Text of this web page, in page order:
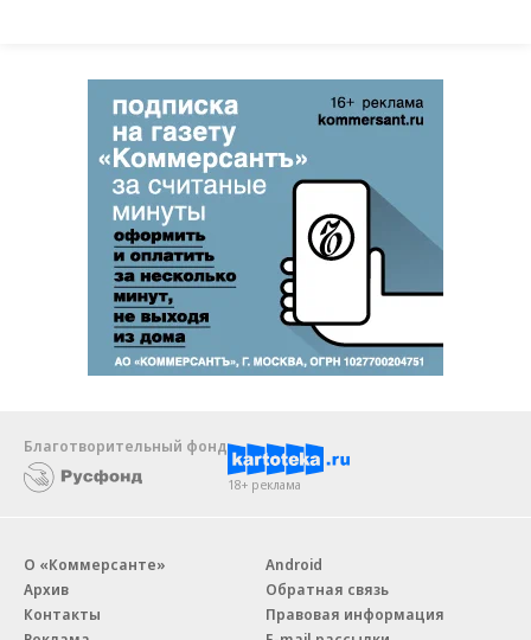
Благотворительный фонд
18+ реклама
О «Коммерсанте»
Архив
Контакты
Android
Обратная связь
Правовая информация